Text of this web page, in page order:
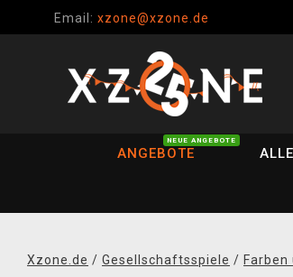
Email: xzone@xzone.de
ANGEBOTE
NEUE ANGEBOTE
Xzone.de / Gesellschaftsspiele / Farben